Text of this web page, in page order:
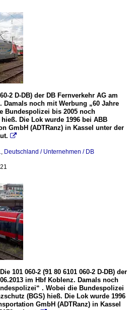
2 D-DB) der DB Fernverkehr AG am
Damals noch mit Werbung „60 Jahre
Bundespolizei bis 2005 noch
Die Lok wurde 1996 bei ABB
GmbH (ADTRanz) in Kassel unter der

, Deutschland / Unternehmen / DB
101 060-2 (91 80 6101 060-2 D-DB) der
im Hbf Koblenz. Damals noch
. Wobei die Bundespolizei
(BGS) hieß. Die Lok wurde 1996
GmbH (ADTRanz) in Kassel